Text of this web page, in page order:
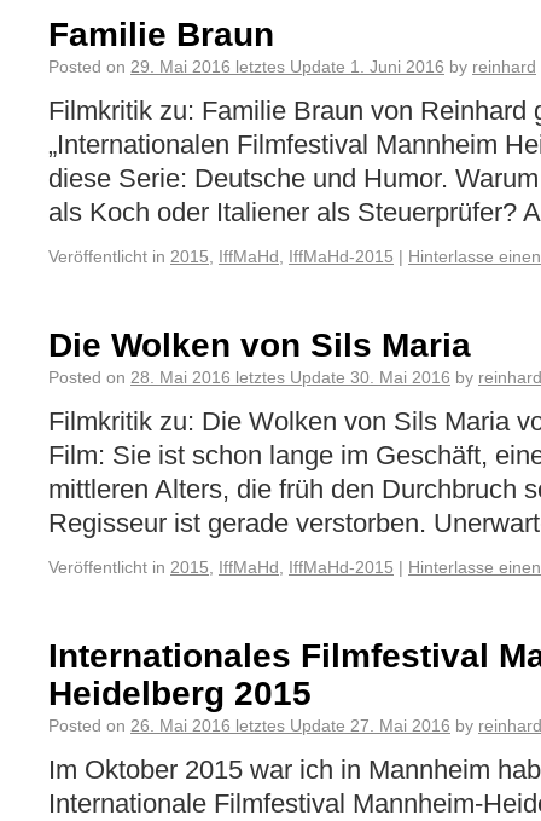
Familie Braun
Posted on 29. Mai 2016 letztes Update 1. Juni 2016 by reinhard
Filmkritik zu: Familie Braun von Reinhard
„Internationalen Filmfestival Mannheim
diese Serie: Deutsche und Humor.
als Koch oder Italiener als Steuerprüfer?
Veröffentlicht in 2015 IffMaHd IffMaHd-2015 | Hinterlasse
Die Wolken von Sils Maria
Posted on 28. Mai 2016 letztes Update 30. Mai 2016 by reinhard
Filmkritik zu: Die Wolken von Sils Maria
Film: Sie ist schon lange im Geschäft,
mittleren Alters, die früh den Durchbruch
Regisseur ist gerade verstorben.
Veröffentlicht in 2015 IffMaHd IffMaHd-2015 | Hinterlasse
Internationales Filmfestival
Heidelberg 2015
Posted on 26. Mai 2016 letztes Update 27. Mai 2016 by reinhard
Im Oktober 2015 war ich in Mannheim
Internationale Filmfestival Mannheim-